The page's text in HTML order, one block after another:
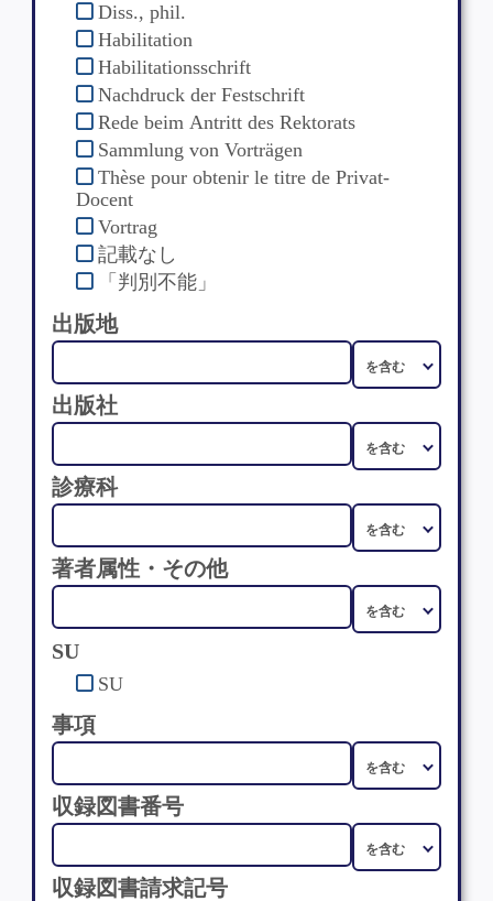
Diss., phil.
Habilitation
Habilitationsschrift
Nachdruck der Festschrift
Rede beim Antritt des Rektorats
Sammlung von Vorträgen
Thèse pour obtenir le titre de Privat-
Docent
Vortrag
記載なし
「判別不能」
出版地
出版社
診療科
著者属性・その他
SU
SU
事項
収録図書番号
収録図書請求記号